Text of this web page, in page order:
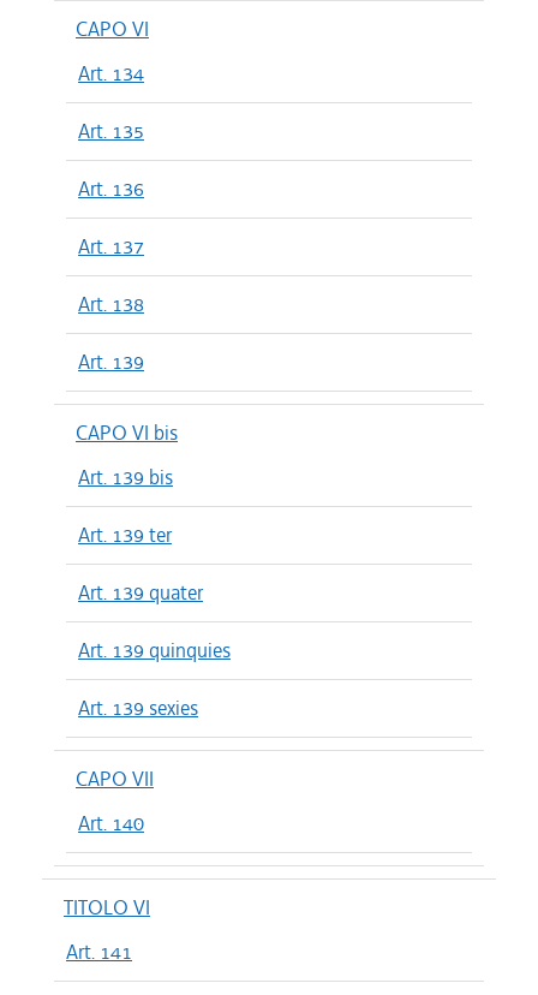
CAPO VI
Art. 134
Art. 135
Art. 136
Art. 137
Art. 138
Art. 139
CAPO VI bis
Art. 139 bis
Art. 139 ter
Art. 139 quater
Art. 139 quinquies
Art. 139 sexies
CAPO VII
Art. 140
TITOLO VI
Art. 141